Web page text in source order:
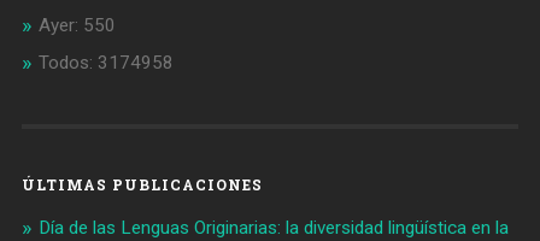
Ayer: 550
Todos: 3174958
ÚLTIMAS PUBLICACIONES
Día de las Lenguas Originarias: la diversidad lingüística en la